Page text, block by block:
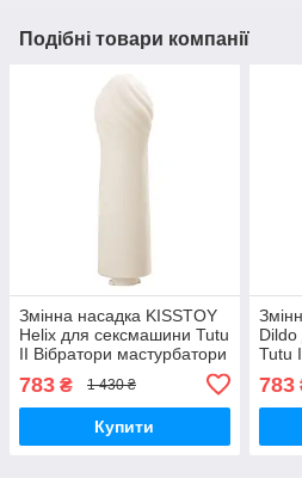
Подібні товари компанії
Змінна насадка KISSTOY
Helix для сексмашини Tutu
II Вібратори мастурбатори
783 ₴ 1 430 ₴
Купити
Tutu
783